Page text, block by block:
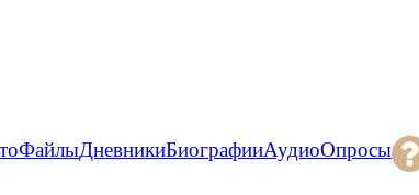
ФайлыДневникиБиографииАудиоОпросы